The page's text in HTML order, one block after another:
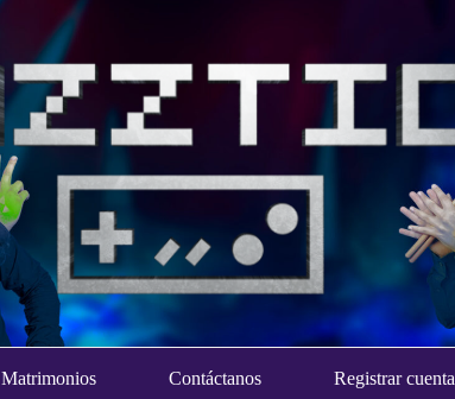
Matrimonios Contáctanos Registrar cuenta